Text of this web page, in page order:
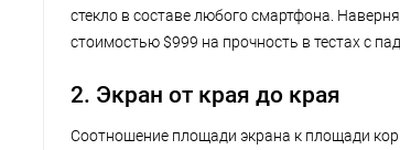
стекло в составе любого смартфона.
стоимостью $999 на прочность в тестах с
2. Экран от края до края
Соотношение площади экрана к площади